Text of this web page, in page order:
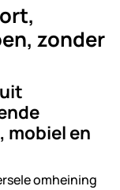
zonder
en
omheining